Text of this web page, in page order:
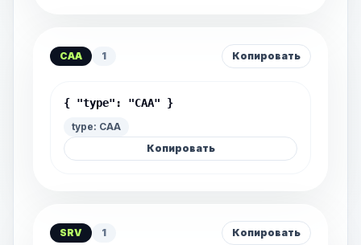
CAA 1 Копировать
{ "type": "CAA" }
type: CAA
Копировать
SRV 1 Копировать